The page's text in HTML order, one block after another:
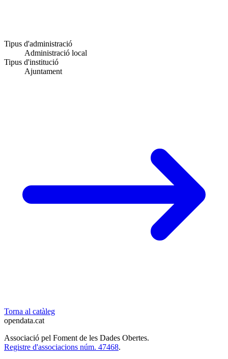
Tipus d'administració
Administració local
Tipus d'institució
Ajuntament
Torna al catàleg
opendata.cat
Associació pel Foment de les Dades Obertes.
Registre d'associacions núm. 47468.